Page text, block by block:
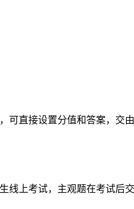
可直接设置分值和答案，
上考试，主观题在考试后